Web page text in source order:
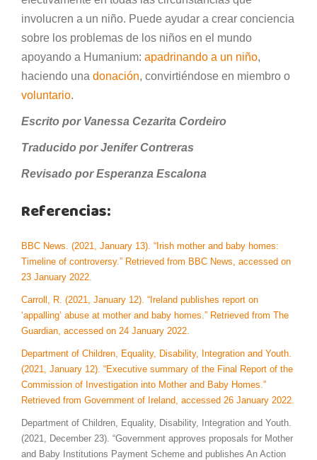
involucren a un niño. Puede ayudar a crear conciencia
sobre los problemas de los niños en el mundo
apoyando a Humanium: apadrinando a un niño,
haciendo una donación, convirtiéndose en miembro o
voluntario.
Escrito por Vanessa Cezarita Cordeiro
Traducido por Jenifer Contreras
Revisado por Esperanza Escalona
Referencias:
BBC News. (2021, January 13). “Irish mother and baby homes:
Timeline of controversy.” Retrieved from BBC News, accessed on
23 January 2022.
Carroll, R. (2021, January 12). “Ireland publishes report on
‘appalling’ abuse at mother and baby homes.” Retrieved from The
Guardian, accessed on 24 January 2022.
Department of Children, Equality, Disability, Integration and Youth.
(2021, January 12). “Executive summary of the Final Report of the
Commission of Investigation into Mother and Baby Homes.”
Retrieved from Government of Ireland, accessed 26 January 2022.
Department of Children, Equality, Disability, Integration and Youth.
(2021, December 23). “Government approves proposals for Mother
and Baby Institutions Payment Scheme and publishes An Action